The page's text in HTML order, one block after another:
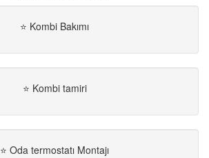
⭐ Kombi Bakımı
⭐ Kombi tamiri
⭐ Oda termostatı Montajı